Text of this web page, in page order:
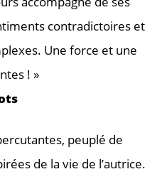
contradictoires et
Une force et une
! »
peuplé de
de la vie de l’autrice.